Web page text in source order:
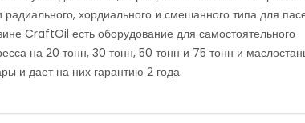
хордиального и смешанного типа для
CraftOil есть оборудование для самостоятельного
на 20 тонн, 30 тонн, 50 тонн и 75 тонн и
и дает на них гарантию 2 года.